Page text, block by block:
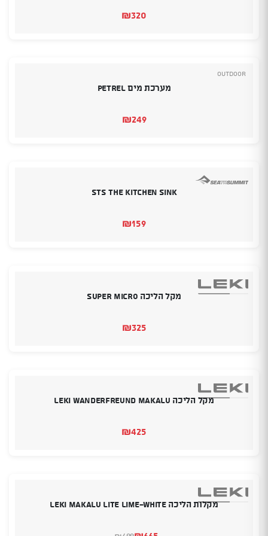
₪320
Outdoor
מערכת מים Petrel
₪249
STS The Kitchen Sink
₪159
מקל הליכה SUPER MICRO
₪325
מקל הליכה LEKI WANDERFREUND MAKALU
₪425
מקלות הליכה LEKI Makalu Lite lime-white